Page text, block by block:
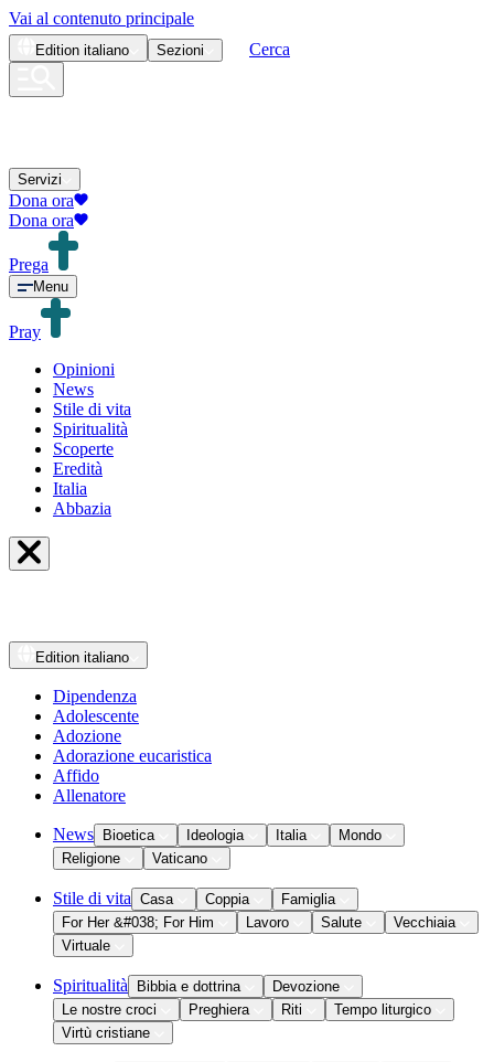
Vai al contenuto principale
Edition italiano Sezioni Cerca
Servizi
Dona ora
Dona ora
Prega
Menu
Pray
Opinioni
News
Stile di vita
Spiritualità
Scoperte
Eredità
Italia
Abbazia
Edition italiano
Dipendenza
Adolescente
Adozione
Adorazione eucaristica
Affido
Allenatore
News Bioetica Ideologia Italia
Mondo
Religione
Vaticano
Stile di vita Casa Coppia
Famiglia
For Her &#038; For Him
Lavoro Salute
Vecchiaia
Virtuale
Spiritualità Bibbia e dottrina
Devozione
Le nostre croci
Preghiera Riti
Tempo liturgico
Virtù cristiane